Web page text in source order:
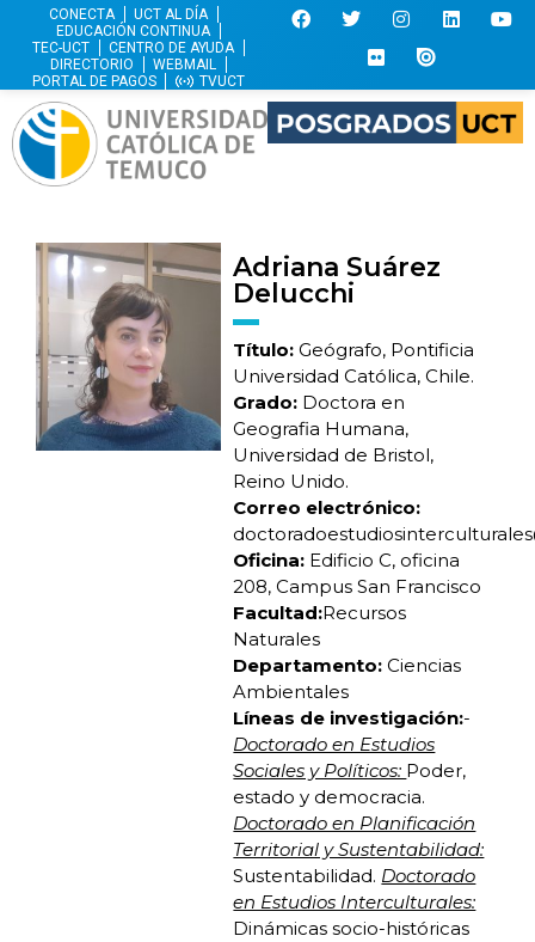
CONECTA
UCT AL DÍA
EDUCACIÓN CONTINUA
TEC-UCT
CENTRO DE AYUDA
DIRECTORIO
WEBMAIL
PORTAL DE PAGOS
TVUCT
Adriana Suárez
Delucchi
Título: Geógrafo, Pontificia
Universidad Católica, Chile.
Grado: Doctora en
Geografia Humana,
Universidad de Bristol,
Reino Unido.
Correo electrónico:
Oficina: Edificio C, oficina
208, Campus San Francisco
Facultad:Recursos
Naturales
Departamento: Ciencias
Ambientales
Líneas de investigación:-
Doctorado en Estudios
Sociales y Políticos: Poder,
estado y democracia.
Doctorado en Planificación
Territorial y Sustentabilidad:
Sustentabilidad. Doctorado
en Estudios Interculturales:
Dinámicas socio-históricas